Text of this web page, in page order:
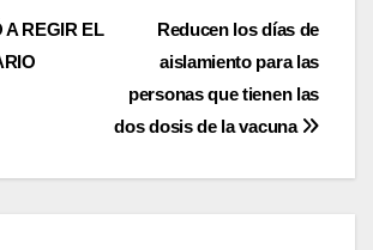
Reducen los días de
aislamiento para las
personas que tienen las
dos dosis de la vacuna
A REGIR EL